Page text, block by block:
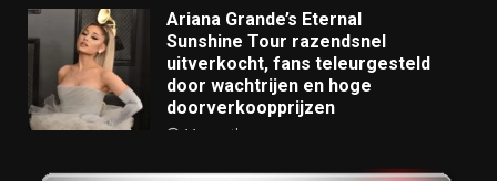
Ariana Grande’s Eternal
Sunshine Tour razendsnel
uitverkocht, fans teleurgesteld
door wachtrijen en hoge
doorverkoopprijzen
11 months ago